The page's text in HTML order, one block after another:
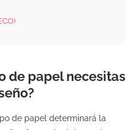
de papel necesitas
de papel determinará la